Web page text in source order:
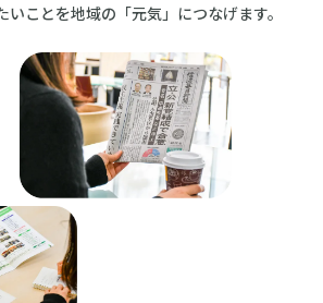
ことを地域の「元気」につなげます。